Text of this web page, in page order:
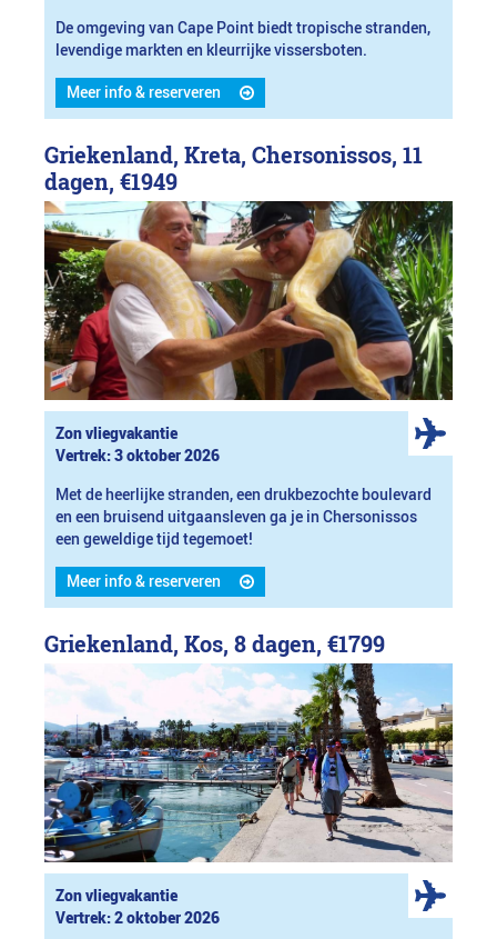
De omgeving van Cape Point biedt tropische stranden,
levendige markten en kleurrijke vissersboten.
Meer info & reserveren
Griekenland, Kreta, Chersonissos, 11
dagen, €1949
Zon vliegvakantie
Vertrek: 3 oktober 2026
Met de heerlijke stranden, een drukbezochte boulevard
en een bruisend uitgaansleven ga je in Chersonissos
een geweldige tijd tegemoet!
Meer info & reserveren
Griekenland, Kos, 8 dagen, €1799
Zon vliegvakantie
Vertrek: 2 oktober 2026